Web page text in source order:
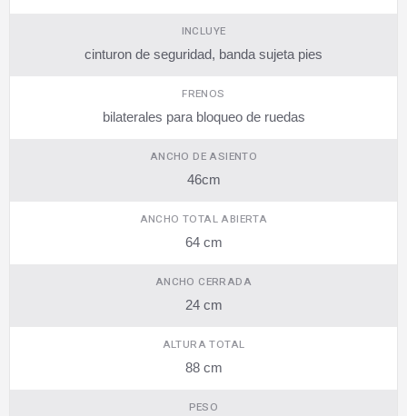
INCLUYE
cinturon de seguridad, banda sujeta pies
FRENOS
bilaterales para bloqueo de ruedas
ANCHO DE ASIENTO
46cm
ANCHO TOTAL ABIERTA
64 cm
ANCHO CERRADA
24 cm
ALTURA TOTAL
88 cm
PESO